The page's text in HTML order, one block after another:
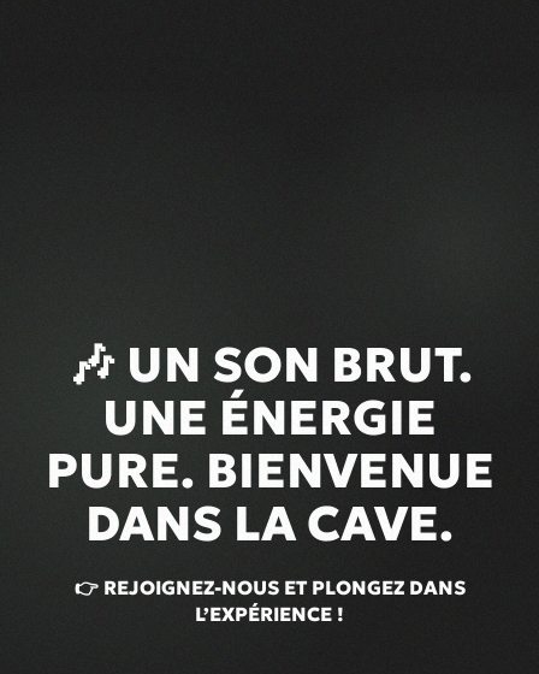
🎶 UN SON BRUT.
UNE ÉNERGIE
PURE. BIENVENUE
DANS LA CAVE.
👉 REJOIGNEZ-NOUS ET PLONGEZ DANS
L’EXPÉRIENCE !